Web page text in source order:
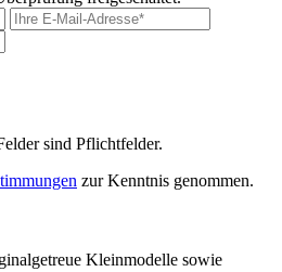
sind Pflichtfelder.
zur Kenntnis genommen.
Kleinmodelle sowie